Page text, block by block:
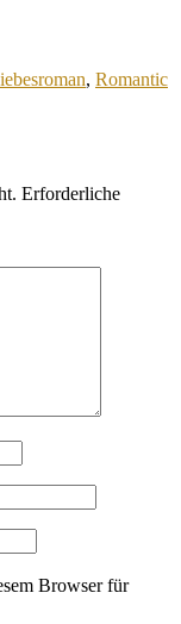
, Romantic
Erforderliche
Browser für